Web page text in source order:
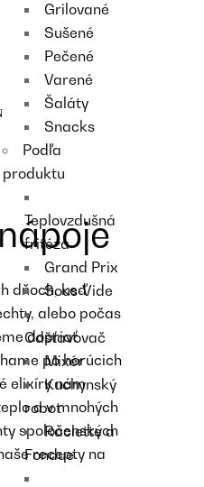
Grilované
Sušené
Pečené
Varené
Šaláty
Snacks
Podľa
produktu
Teplovzdušná
fritéza
Grand Prix
Sous-Vide
Odšťavovač
Mixér
Kuchynský
robot
Raclette a
Fondue
dňoch, keď
alebo počas
dopriať
po horúcich
elixíry nám
a v mnohých
spoločenských
recepty na